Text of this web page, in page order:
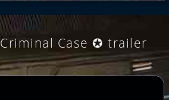
.
Criminal Case ✪ trailer